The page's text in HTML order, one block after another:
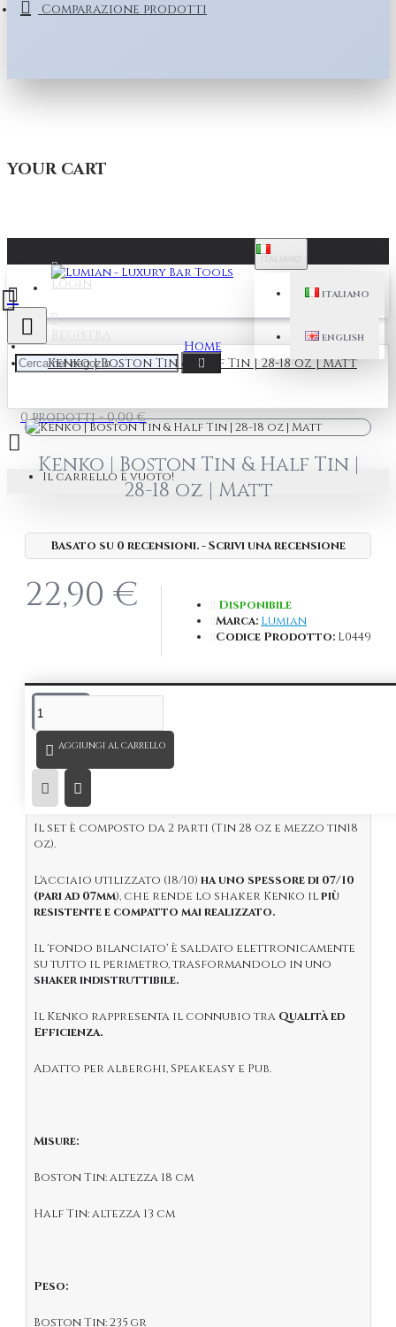
Comparazione prodotti
YOUR CART
Login
Registra
ITALIANO
ENGLISH
0 prodotti - 0,00 €
Il carrello è vuoto!
Home
Kenko | Boston Tin & Half Tin | 28-18 oz | Matt
Kenko | Boston Tin & Half Tin |
28-18 oz | Matt
Basato su 0 recensioni.-Scrivi una recensione
22,90 €
Disponibile
Marca: Lumian
Codice Prodotto: L0449
AGGIUNGI AL CARRELLO
DESCRIZIONE
Boston Tin Bilanciato
Lo Shaker Inestinguibile!
Il set è composto da 2 parti (Tin 28 oz e mezzo tin18
oz).
L'acciaio utilizzato (18/10) ha uno spessore di 07/10
(pari ad 07mm), che rende lo shaker Kenko ilpiù
resistente e compatto mai realizzato.
Il 'fondo bilanciato' è saldato elettronicamente
su tutto il perimetro, trasformandolo in uno
shaker indistruttibile.
Il Kenko rappresenta il connubio tra Qualità ed
Efficienza.
Adatto per alberghi, Speakeasy e Pub.
Misure:
Boston Tin: altezza 18 cm
Half Tin: altezza 13 cm
Peso:
Boston Tin: 235 gr